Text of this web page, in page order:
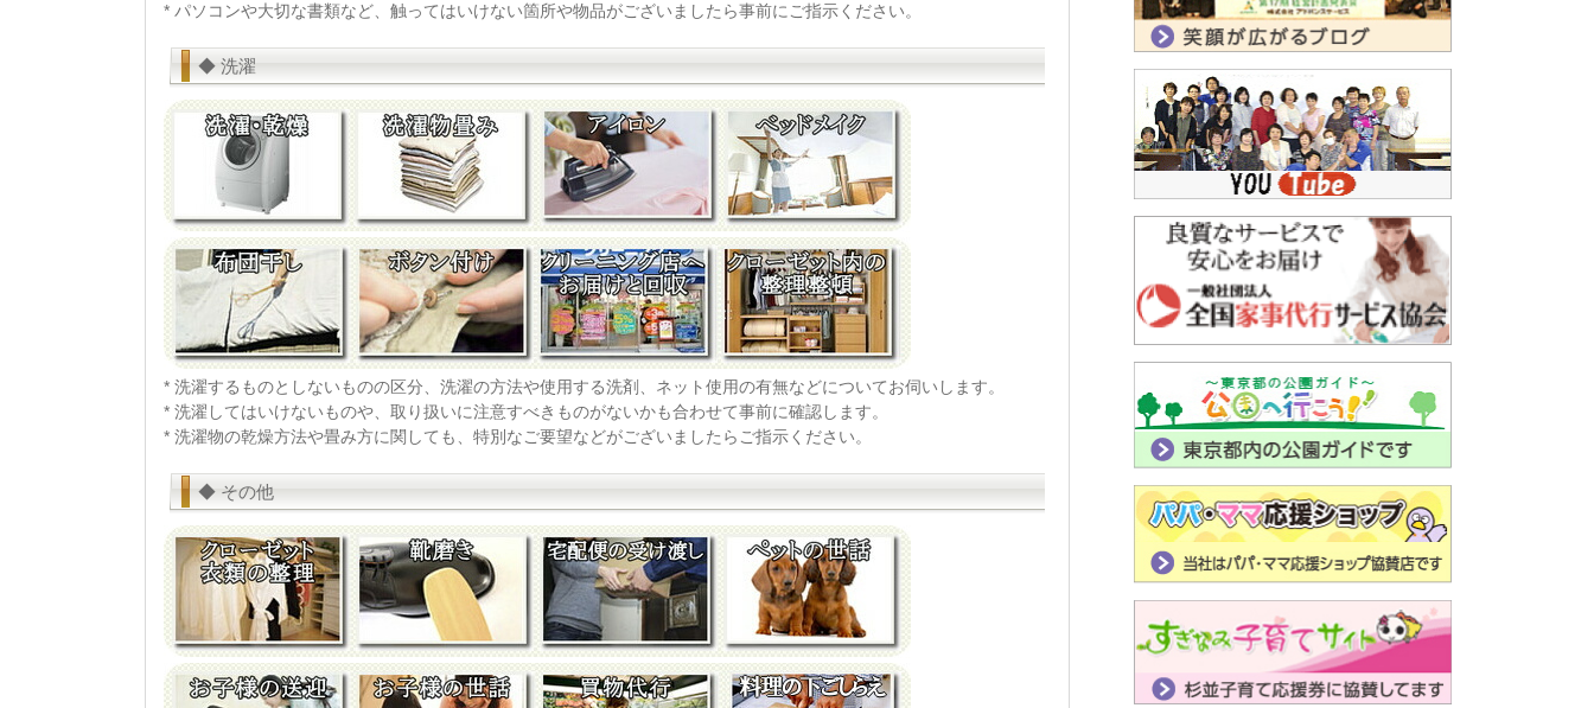
* パソコンや大切な書類など、触ってはいけない箇所や物品がございましたら事前にご指示ください。
◆ 洗濯
* 洗濯するものとしないものの区分、洗濯の方法や使用する洗剤、ネット使用の有無などについてお伺いします。
* 洗濯してはいけないものや、取り扱いに注意すべきものがないかも合わせて事前に確認します。
* 洗濯物の乾燥方法や畳み方に関しても、特別なご要望などがございましたらご指示ください。
◆ その他